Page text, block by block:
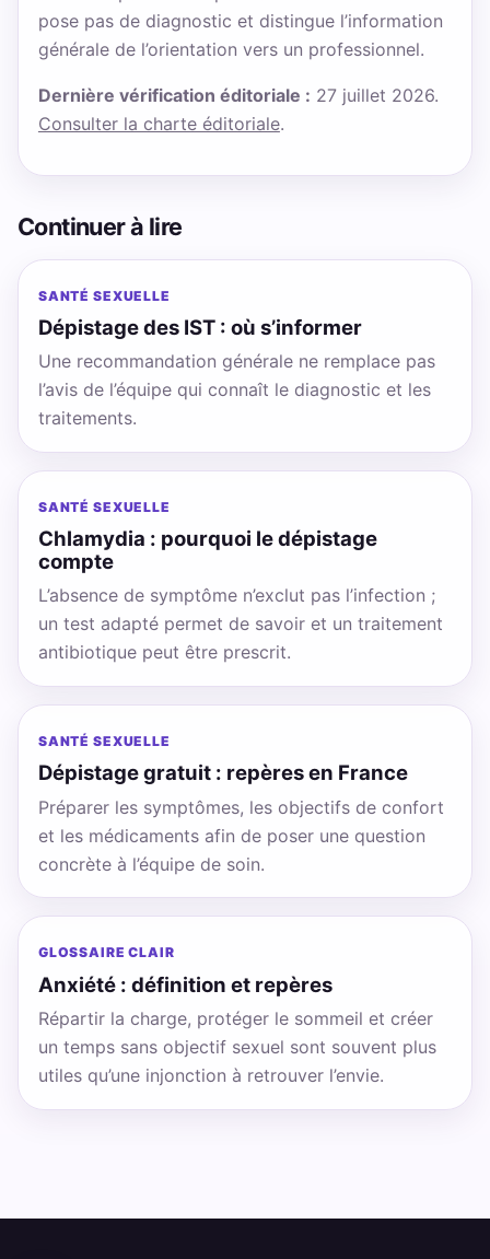
pose pas de diagnostic et distingue l’information
générale de l’orientation vers un professionnel.
Dernière vérification éditoriale : 27 juillet 2026.
Consulter la charte éditoriale.
Continuer à lire
SANTÉ SEXUELLE
Dépistage des IST : où s’informer
Une recommandation générale ne remplace pas
l’avis de l’équipe qui connaît le diagnostic et les
traitements.
SANTÉ SEXUELLE
Chlamydia : pourquoi le dépistage
compte
L’absence de symptôme n’exclut pas l’infection ;
un test adapté permet de savoir et un traitement
antibiotique peut être prescrit.
SANTÉ SEXUELLE
Dépistage gratuit : repères en France
Préparer les symptômes, les objectifs de confort
et les médicaments afin de poser une question
concrète à l’équipe de soin.
GLOSSAIRE CLAIR
Anxiété : définition et repères
Répartir la charge, protéger le sommeil et créer
un temps sans objectif sexuel sont souvent plus
utiles qu’une injonction à retrouver l’envie.